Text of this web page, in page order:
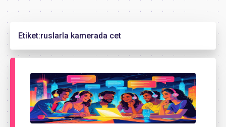
Etiket:ruslarla kamerada cet